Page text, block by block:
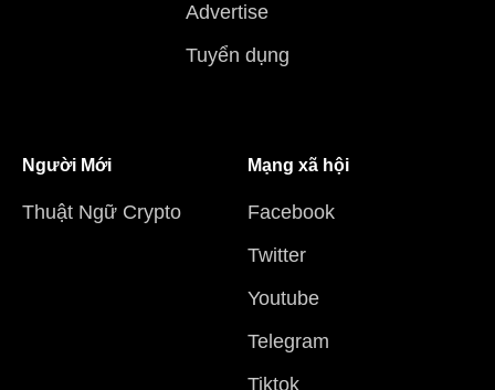
Advertise
Tuyển dụng
Người Mới
Thuật Ngữ Crypto
Mạng xã hội
Facebook
Twitter
Youtube
Telegram
Tiktok